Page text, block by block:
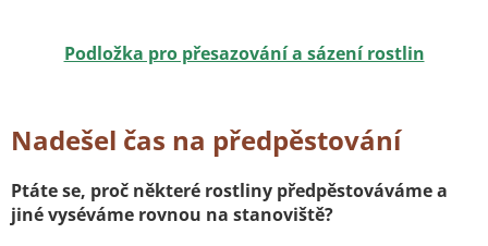
Podložka pro přesazování a sázení rostlin
Nadešel čas na předpěstování
Ptáte se, proč některé rostliny předpěstováváme a
jiné vyséváme rovnou na stanoviště?